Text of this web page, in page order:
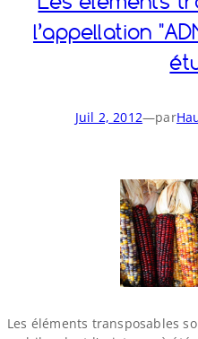
l’appellation
Juil 2, 2012—par
Les éléments transposables